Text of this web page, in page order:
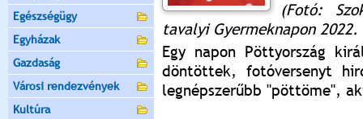
Egészségügy
Egyházak
Gazdaság
Városi rendezvények
Kultúra
(Fotó:
tavalyi Gyermeknapon
Egy napon Pöttyország
döntöttek, fotóversenyt
legnépszerűbb "pöttöme",